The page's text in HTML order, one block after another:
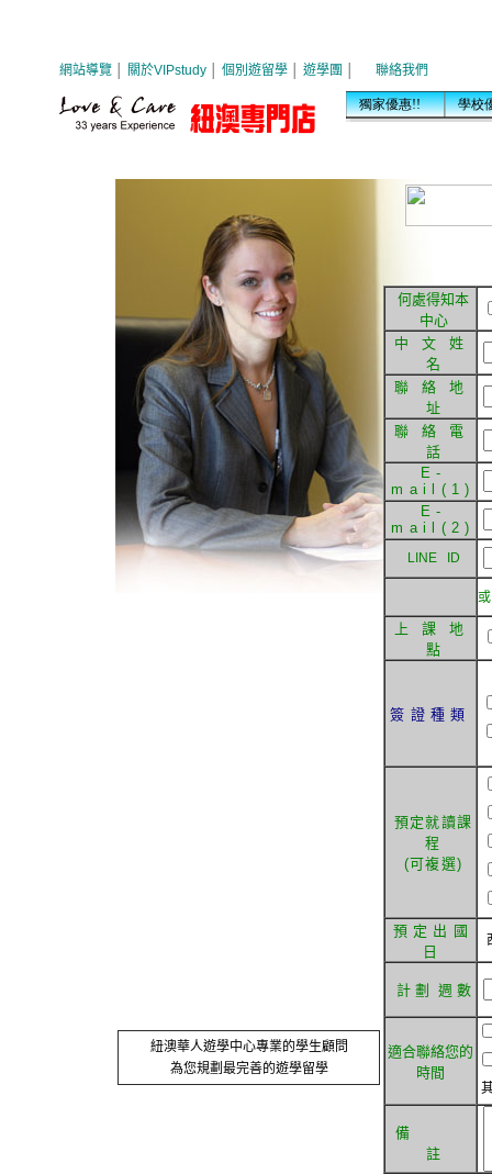
紐澳華人遊學中心專業的學生顧問
為您規劃最完善的遊學留學
何處得知本
中心
中 文 姓
名
聯 絡 地
址
聯 絡 電
話
E-
mail(1)
E-
mail(2)
LINE ID
上 課 地
點
簽證種類
預定就讀課
程
(可複選)
預定出國
日
計 劃 週 數
適合聯絡您的
時間
備
註